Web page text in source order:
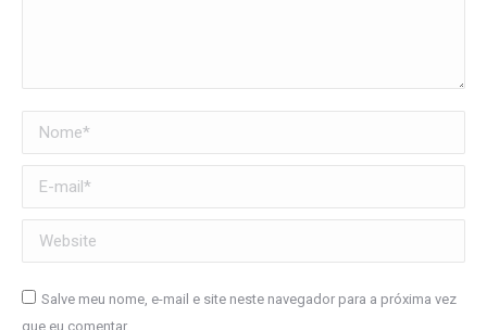
Nome *
E-mail *
Website
Salve meu nome, e-mail e site neste navegador para a próxima vez
que eu comentar.